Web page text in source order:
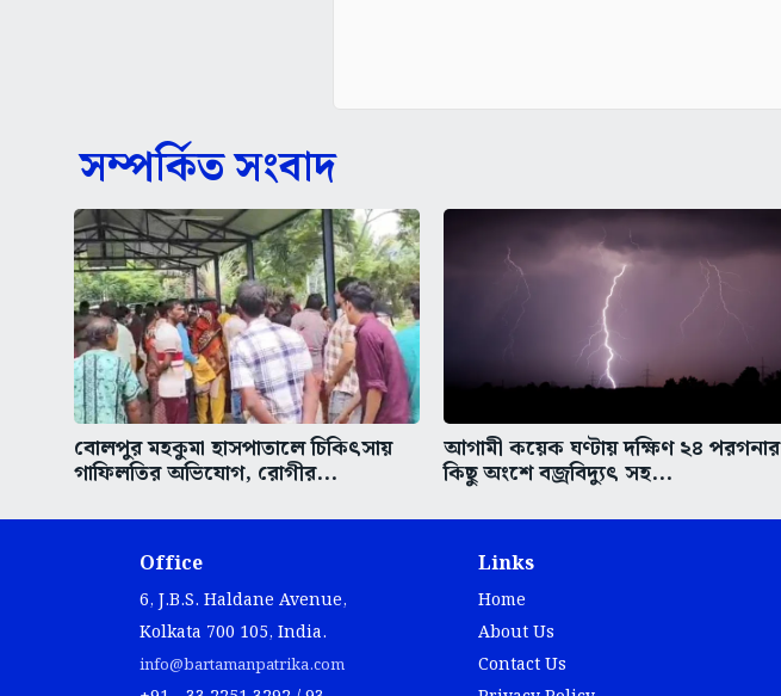
সম্পর্কিত সংবাদ
বোলপুর মহকুমা হাসপাতালে চিকিৎসায়
গাফিলতির অভিযোগ, রোগীর...
আগামী কয়েক ঘণ্টায় দক্ষিণ ২৪ পরগনার
কিছু অংশে বজ্রবিদ্যুৎ সহ...
Office
6, J.B.S. Haldane Avenue,
Kolkata 700 105, India.
info@bartamanpatrika.com
Links
Home
About Us
Contact Us